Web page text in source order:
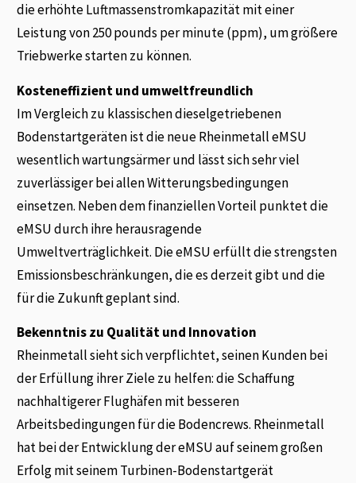
die erhöhte Luftmassenstromkapazität mit einer
Leistung von 250 pounds per minute (ppm), um größere
Triebwerke starten zu können.
Kosteneffizient und umweltfreundlich
Im Vergleich zu klassischen dieselgetriebenen
Bodenstartgeräten ist die neue Rheinmetall eMSU
wesentlich wartungsärmer und lässt sich sehr viel
zuverlässiger bei allen Witterungsbedingungen
einsetzen. Neben dem finanziellen Vorteil punktet die
eMSU durch ihre herausragende
Umweltverträglichkeit. Die eMSU erfüllt die strengsten
Emissionsbeschränkungen, die es derzeit gibt und die
für die Zukunft geplant sind.
Bekenntnis zu Qualität und Innovation
Rheinmetall sieht sich verpflichtet, seinen Kunden bei
der Erfüllung ihrer Ziele zu helfen: die Schaffung
nachhaltigerer Flughäfen mit besseren
Arbeitsbedingungen für die Bodencrews. Rheinmetall
hat bei der Entwicklung der eMSU auf seinem großen
Erfolg mit seinem Turbinen-Bodenstartgerät